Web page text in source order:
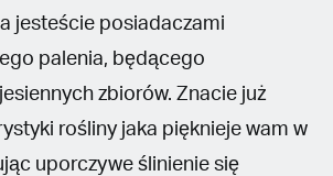
jesteście posiadaczami
palenia, będącego
zbiorów. Znacie już
rośliny jaka pięknieje wam w
uporczywe ślinienie się